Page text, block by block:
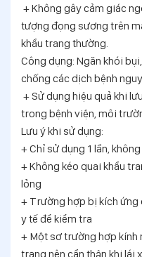
+ Không gây cảm giác
tượng đọng sương trên
khẩu trang thường.
Công dụng: Ngăn khói
chống các dịch bệnh
+ Sử dụng hiệu quả khi
trong bệnh viện, môi
Lưu ý khi sử dụng:
+ Chỉ sử dụng 1 lần,
+ Không kéo quai khẩu
lỏng
+ Trường hợp bị kích ứng
y tế để kiểm tra
+ Một sơ trường hợp kính
trang nên cẩn thận khi lái